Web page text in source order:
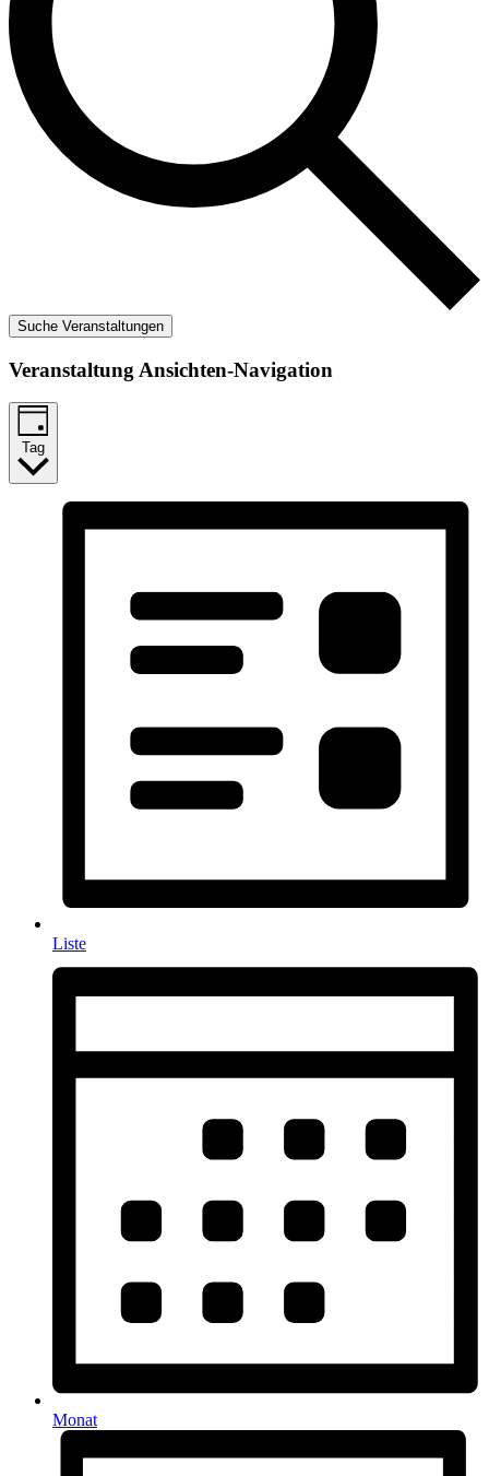
Suche Veranstaltungen
Veranstaltung Ansichten-Navigation
Tag
Liste
Monat